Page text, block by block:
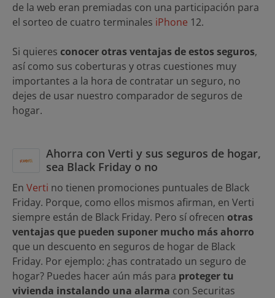
de la web eran premiadas con una participación para
el sorteo de cuatro terminales iPhone 12.
Si quieres conocer otras ventajas de estos seguros,
así como sus coberturas y otras cuestiones muy
importantes a la hora de contratar un seguro, no
dejes de usar nuestro comparador de seguros de
hogar.
Ahorra con Verti y sus seguros de hogar,
sea Black Friday o no
En Verti no tienen promociones puntuales de Black
Friday. Porque, como ellos mismos afirman, en Verti
siempre están de Black Friday. Pero sí ofrecen otras
ventajas que pueden suponer mucho más ahorro
que un descuento en seguros de hogar de Black
Friday. Por ejemplo: ¿has contratado un seguro de
hogar? Puedes hacer aún más para proteger tu
vivienda instalando una alarma con Securitas